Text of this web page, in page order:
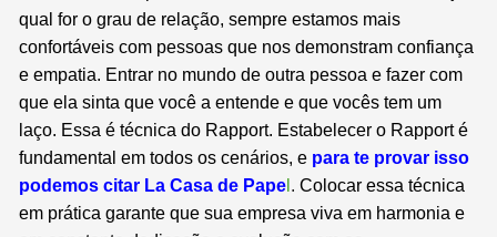
qual for o grau de relação, sempre estamos mais
confortáveis com pessoas que nos demonstram confiança
e empatia. Entrar no mundo de outra pessoa e fazer com
que ela sinta que você a entende e que vocês tem um
laço. Essa é técnica do Rapport. Estabelecer o Rapport é
fundamental em todos os cenários, e para te provar isso
podemos citar La Casa de Pape . Colocar essa técnica
em prática garante que sua empresa viva em harmonia e